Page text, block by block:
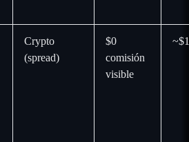
Crypto
(spread)
$0
comisión
visible